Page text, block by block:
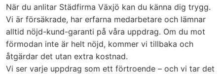
När du anlitar Städfirma Växjö kan du känna dig trygg.
Vi är försäkrade, har erfarna medarbetare och lämnar
alltid nöjd-kund-garanti på våra uppdrag. Om du mot
förmodan inte är helt nöjd, kommer vi tillbaka och
åtgärdar det utan extra kostnad.
Vi ser varje uppdrag som ett förtroende – och vi tar det